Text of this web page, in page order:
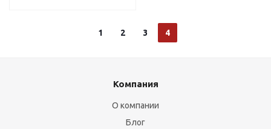
1 2 3 4
Компания
О компании
Блог